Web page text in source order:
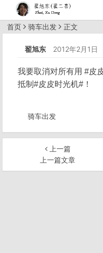
首页 骑车出发 正文
翟旭东 2012年2月1日
我要取消对所有用 #皮
抵制#皮皮时光机#！
骑车出发
上一篇
上一篇文章